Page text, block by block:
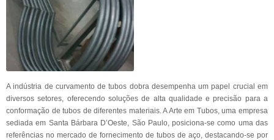
A indústria de curvamento de tubos dobra desempenha um papel crucial em
diversos setores, oferecendo soluções de alta qualidade e precisão para a
conformação de tubos de diferentes materiais. A Arte em Tubos, uma empresa
sediada em Santa Bárbara D’Oeste, São Paulo, posiciona-se como uma das
referências no mercado de fornecimento de tubos de aço, destacando-se por